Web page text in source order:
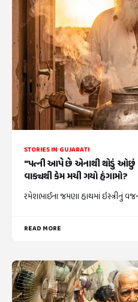
STORIES IN GUJARATI
"પત્ની આપે છે એનાથી થોડું
વાક્યથી કેમ મચી ગયો હંગામો?
રમેશભાઈના જમણા હાથમાં ઇસ્ત્રીનું
READ MORE